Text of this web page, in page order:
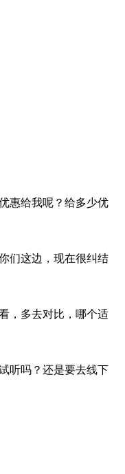
惠给我呢？给多少优
们这边，现在很纠结
，多去对比，哪个适
听吗？还是要去线下